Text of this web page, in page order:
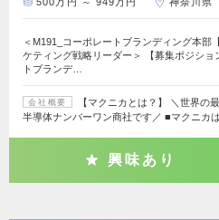
＜M191_コーポレートブランディング本部
ケティング戦略リーダー＞ 【募集ポジショ
トブランデ…
会社概要
【マクニカとは？】 ＼世界の
半導体ナンバーワン商社です／ ■マクニカ
興味あり